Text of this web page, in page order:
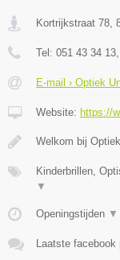
Kortrijkstraat 78
Tel: 051 43 34 13
E-mail › Optiek
Website: https://
Welkom bij
Kinderbrillen,
▼
Openingstijden ▼
Laatste facebook